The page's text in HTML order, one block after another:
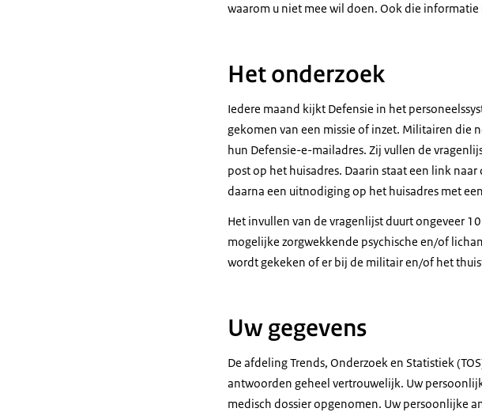
waarom u niet mee wil doen. Ook die informatie
Het onderzoek
Iedere maand kijkt Defensie in het
gekomen van een missie of inzet. Militairen die
hun Defensie-e-mailadres. Zij vullen de
post op het huisadres. Daarin staat een link
daarna een uitnodiging op het huisadres met
Het invullen van de vragenlijst duurt ongeveer
mogelijke zorgwekkende psychische en/of
wordt gekeken of er bij de militair en/of het
Uw gegevens
De afdeling Trends, Onderzoek en Statistiek
antwoorden geheel vertrouwelijk. Uw
medisch dossier opgenomen. Uw persoonlijke